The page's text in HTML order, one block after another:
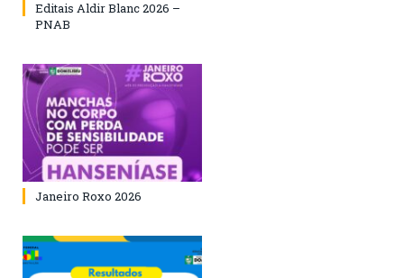
Editais Aldir Blanc 2026 –
PNAB
Janeiro Roxo 2026